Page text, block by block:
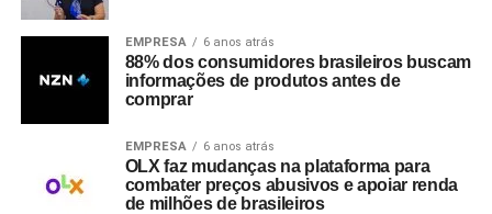
EMPRESA 6 anos atrás
88% dos consumidores brasileiros buscam
informações de produtos antes de
comprar
EMPRESA 6 anos atrás
OLX faz mudanças na plataforma para
combater preços abusivos e apoiar renda
de milhões de brasileiros